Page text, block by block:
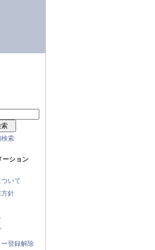
検索
ション
いて
方針
ー登録解除